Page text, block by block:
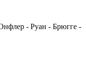
- Руан - Брюгге -